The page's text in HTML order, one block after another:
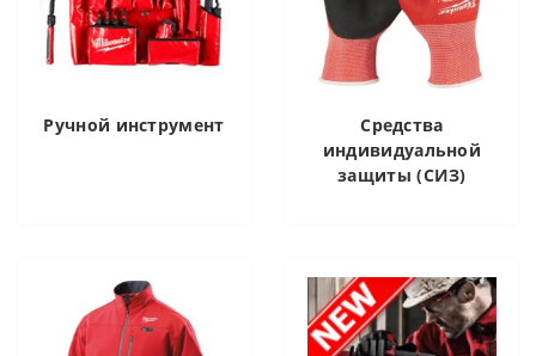
Ручной инструмент
Средства
индивидуальной
защиты (СИЗ)